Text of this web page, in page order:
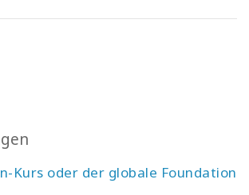
Kurs oder der globale Foundation